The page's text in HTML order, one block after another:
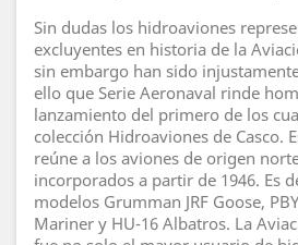
Sin dudas los hidroaviones
excluyentes en historia de la
sin embargo han sido
ello que Serie Aeronaval rinde
lanzamiento del primero de los
colección Hidroaviones de Casco.
reúne a los aviones de origen
incorporados a partir de 1946. Es
modelos Grumman JRF Goose,
Mariner y HU-16 Albatros. La